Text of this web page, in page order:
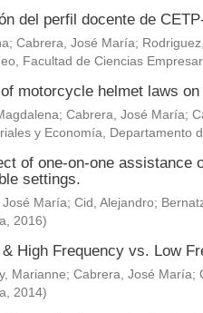
del perfil docente de
; Cabrera, José María;
Facultad de Ciencias
motorcycle helmet laws
; Cabrera, José María;
y Economía, Departamento
of one-on-one assistance
settings.
María; Cid, Alejandro;
, 2016)
& High Frequency vs. Low
Marianne; Cabrera, José María;
, 2014)